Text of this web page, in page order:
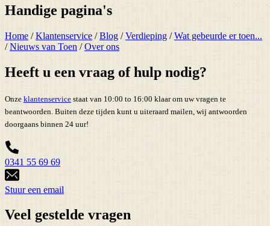
Handige pagina's
Home /Klantenservice /Blog /Verdieping /Wat gebeurde er toen...
/Nieuws van Toen /Over ons
Heeft u een vraag of hulp nodig?
Onze klantenservice staat van 10:00 to 16:00 klaar om uw vragen te
beantwoorden. Buiten deze tijden kunt u uiteraard mailen, wij antwoorden
doorgaans binnen 24 uur!
0341 55 69 69
Stuur een email
Veel gestelde vragen